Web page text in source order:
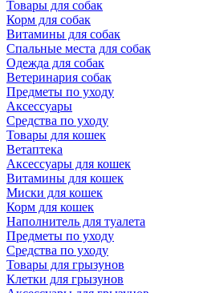
Товары для собак
Корм для собак
Витамины для собак
Спальные места для собак
Одежда для собак
Ветеринария собак
Предметы по уходу
Аксессуары
Средства по уходу
Товары для кошек
Ветаптека
Аксессуары для кошек
Витамины для кошек
Миски для кошек
Корм для кошек
Наполнитель для туалета
Предметы по уходу
Средства по уходу
Товары для грызунов
Клетки для грызунов